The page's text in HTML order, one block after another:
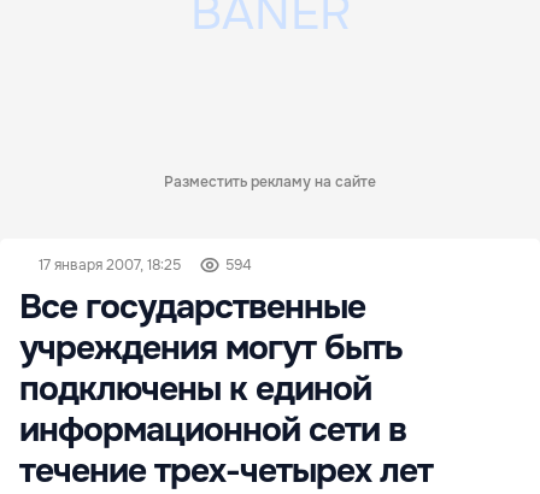
Разместить рекламу на сайте
17 января 2007, 18:25 594
Все государственные
учреждения могут быть
подключены к единой
информационной сети в
течение трех-четырех лет